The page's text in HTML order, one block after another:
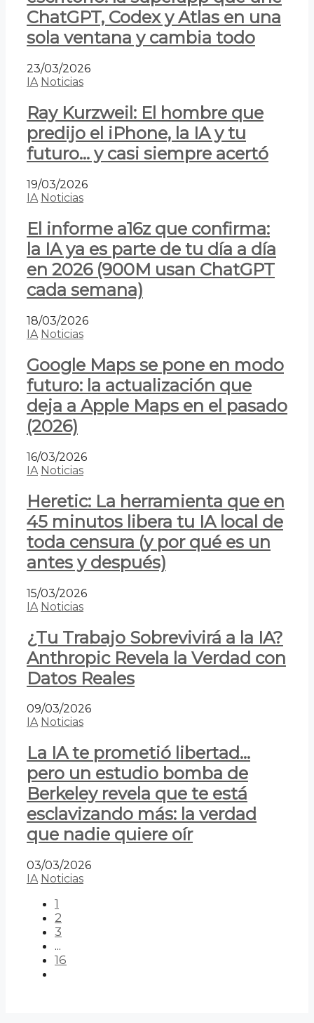
ChatGPT, Codex y Atlas en una
sola ventana y cambia todo
23/03/2026
IA Noticias
Ray Kurzweil: El hombre que
predijo el iPhone, la IA y tu
futuro… y casi siempre acertó
19/03/2026
IA Noticias
El informe a16z que confirma:
la IA ya es parte de tu día a día
en 2026 (900M usan ChatGPT
cada semana)
18/03/2026
IA Noticias
Google Maps se pone en modo
futuro: la actualización que
deja a Apple Maps en el pasado
(2026)
16/03/2026
IA Noticias
Heretic: La herramienta que en
45 minutos libera tu IA local de
toda censura (y por qué es un
antes y después)
15/03/2026
IA Noticias
¿Tu Trabajo Sobrevivirá a la IA?
Anthropic Revela la Verdad con
Datos Reales
09/03/2026
IA Noticias
La IA te prometió libertad…
pero un estudio bomba de
Berkeley revela que te está
esclavizando más: la verdad
que nadie quiere oír
03/03/2026
IA Noticias
1
2
3
...
16